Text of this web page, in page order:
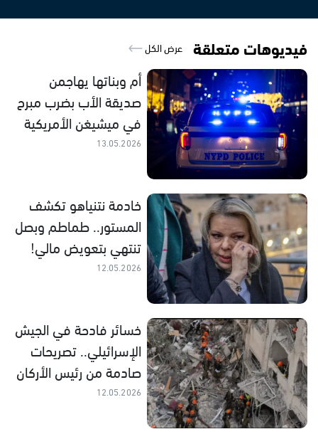
فيديوهات متعلقة عرض الكل
أم وبناتها يهاجمن
صديقة الأب بضرب مبرح
في ميشيغن الأمريكية
13.05.2026
خادمة نتنياهو تكشف
المستور.. طماطم وبصل
تنتهي بتعويض مالي!
12.05.2026
خسائر فادحة في الجيش
الإسرائيلي.. تصريحات
صادمة من رئيس الأركان
12.05.2026